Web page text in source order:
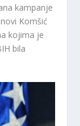
kampanje
Komšić
kojima je
bila